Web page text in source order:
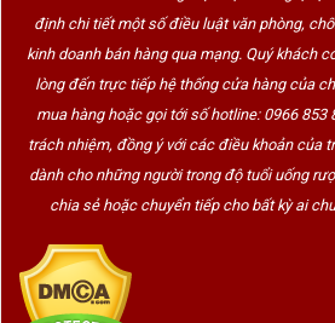
định chi tiết một số điều luật văn phòng,
kinh doanh bán hàng qua mạng. Quý khách
lòng đến trực tiếp hệ thống cửa hàng của
mua hàng hoặc gọi tới số hotline: 0966 853
trách nhiệm, đồng ý với các điều khoản của
dành cho những người trong độ tuổi uống
chia sẻ hoặc chuyển tiếp cho bất kỳ ai